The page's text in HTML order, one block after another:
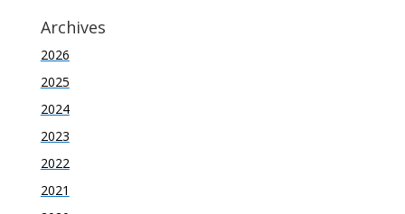
Archives
2026
2025
2024
2023
2022
2021